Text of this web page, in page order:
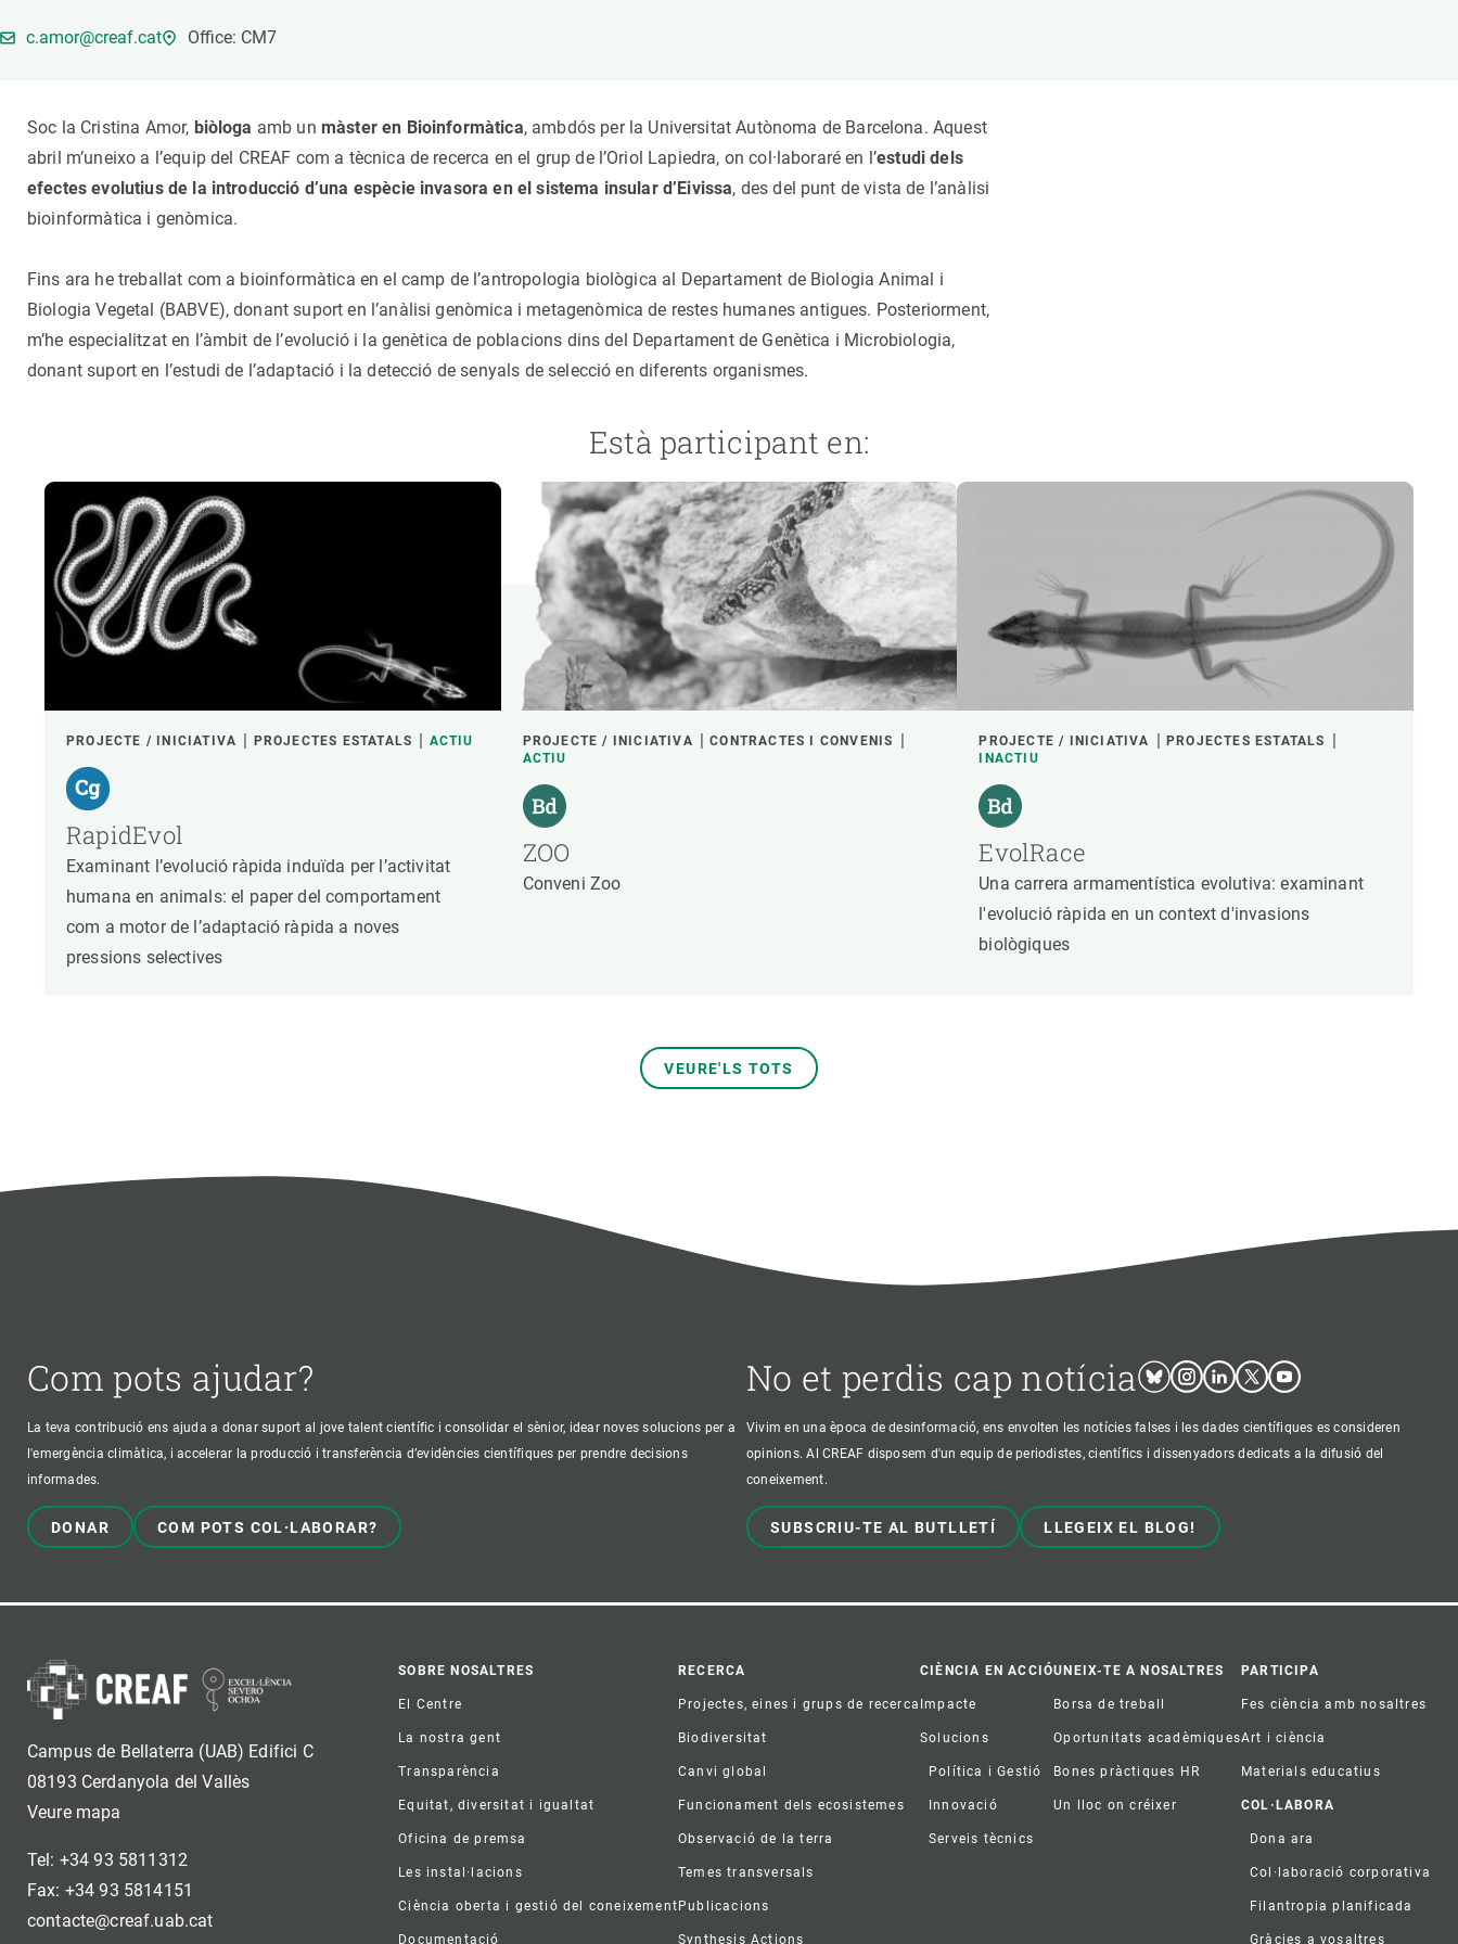
c.amor@creaf.cat Office: CM7
Soc la Cristina Amor, biòloga amb un màster en Bioinformàtica, ambdós per la Universitat Autònoma de Barcelona. Aquest
abril m’uneixo a l’equip del CREAF com a tècnica de recerca en el grup de l’Oriol Lapiedra, on col·laboraré en l’estudi dels
efectes evolutius de la introducció d’una espècie invasora en el sistema insular d’Eivissa, des del punt de vista de l’anàlisi
bioinformàtica i genòmica.
Fins ara he treballat com a bioinformàtica en el camp de l’antropologia biològica al Departament de Biologia Animal i
Biologia Vegetal (BABVE), donant suport en l’anàlisi genòmica i metagenòmica de restes humanes antigues. Posteriorment,
m’he especialitzat en l’àmbit de l’evolució i la genètica de poblacions dins del Departament de Genètica i Microbiologia,
donant suport en l’estudi de l’adaptació i la detecció de senyals de selecció en diferents organismes.
Està participant en:
PROJECTE / INICIATIVA PROJECTES ESTATALS ACTIU
RapidEvol
Examinant l’evolució ràpida induïda per l’activitat
humana en animals: el paper del comportament
com a motor de l’adaptació ràpida a noves
pressions selectives
PROJECTE / INICIATIVA
CONTRACTES I CONVENIS
ACTIU
ZOO
Conveni Zoo
PROJECTE / INICIATIVA
PROJECTES ESTATALS
INACTIU
EvolRace
Una carrera armamentística evolutiva: examinant
l'evolució ràpida en un context d'invasions
biològiques
VEURE'LS TOTS
Com pots ajudar?
La teva contribució ens ajuda a donar suport al jove talent científic i consolidar el sènior, idear noves solucions per a
l'emergència climàtica, i accelerar la producció i transferència d’evidències científiques per prendre decisions
informades.
DONAR COM POTS COL·LABORAR?
No et perdis cap notícia BlueskyInstagram
LinkedinTwitterYoutube
Vivim en una època de desinformació, ens envolten les notícies falses i les dades científiques es consideren
opinions. Al CREAF disposem d'un equip de periodistes, científics i dissenyadors dedicats a la difusió del
coneixement.
SUBSCRIU-TE AL BUTLLETÍ LLEGEIX EL BLOG!
Campus de Bellaterra (UAB) Edifici C
08193 Cerdanyola del Vallès
Veure mapa
Tel: +34 93 5811312
Fax: +34 93 5814151
contacte@creaf.uab.cat
Footer
SOBRE NOSALTRES
El Centre
La nostra gent
Transparència
Equitat, diversitat i igualtat
Oficina de premsa
Les instal·lacions
Ciència oberta i gestió del coneixement
Documentació
RECERCA
Projectes, eines i grups de recerca
Biodiversitat
Canvi global
Funcionament dels ecosistemes
Observació de la terra
Temes transversals
Publicacions
Synthesis Actions
CIÈNCIA EN ACCIÓ
Impacte
Solucions
Política i Gestió
Innovació
Serveis tècnics
UNEIX-TE A NOSALTRES
Borsa de treball
Oportunitats acadèmiques
Bones pràctiques HR
Un lloc on créixer
PARTICIPA
Fes ciència amb nosaltres
Art i ciència
Materials educatius
COL·LABORA
Dona ara
Col·laboració corporativa
Filantropia planificada
Gràcies a vosaltres
Infraestructures
Ciència oberta i gestió del coneixement